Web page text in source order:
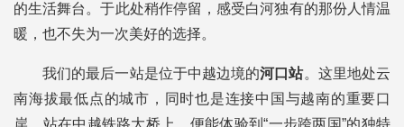
的生活舞台。于此处稍作停留，感受白河独有的那份人情温
暖，也不失为一次美好的选择。
我们的最后一站是位于中越边境的河口站。这里地处云
南海拔最低点的城市，同时也是连接中国与越南的重要口
岸。站在中越铁路大桥上，便能体验到“一步跨两国”的独特